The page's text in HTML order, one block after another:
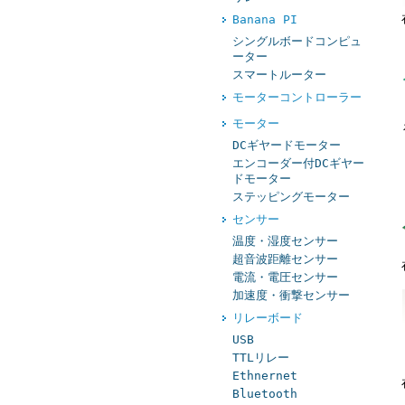
Banana PI
シングルボードコンピュ
ーター
スマートルーター
モーターコントローラー
モーター
DCギヤードモーター
エンコーダー付DCギヤー
ドモーター
ステッピングモーター
センサー
温度・湿度センサー
超音波距離センサー
電流・電圧センサー
加速度・衝撃センサー
リレーボード
USB
TTLリレー
Ethnernet
Bluetooth